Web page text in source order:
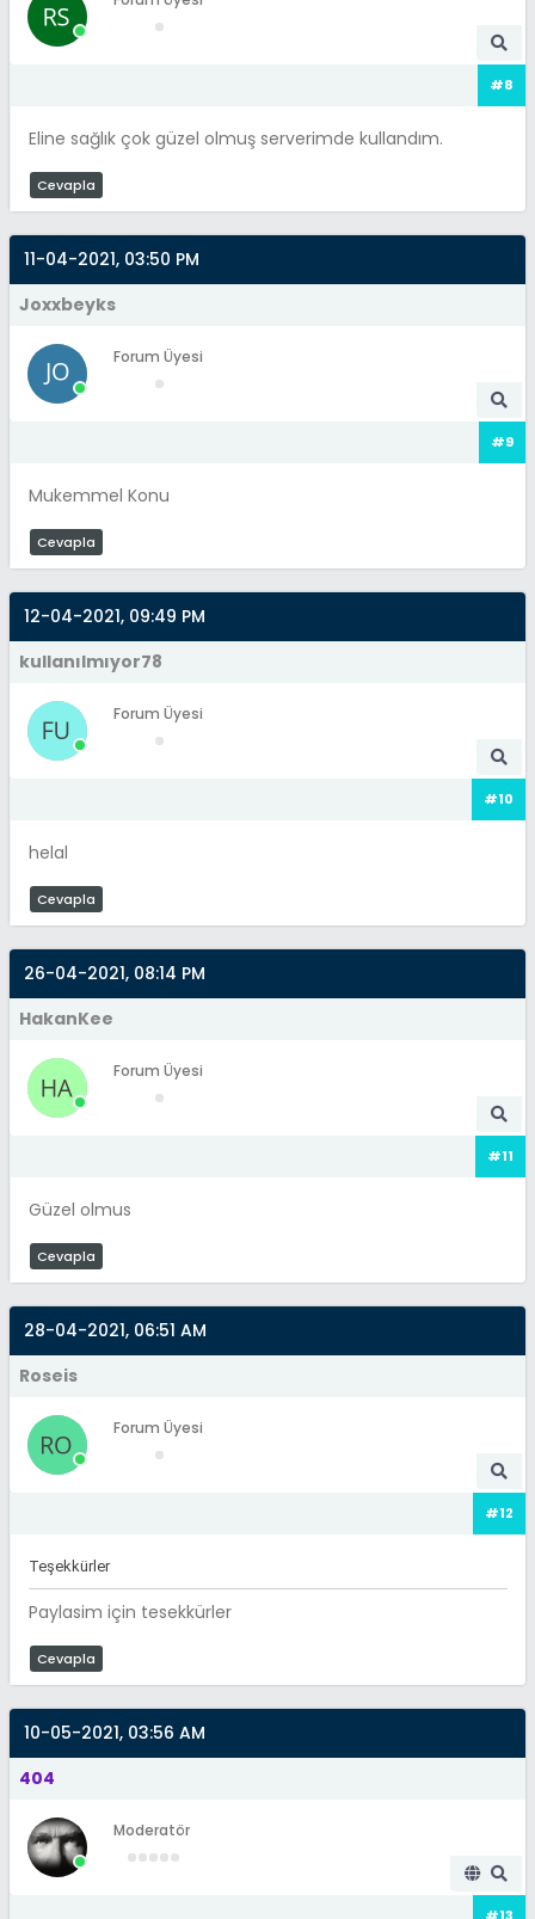
#8
Eline sağlık çok güzel olmuş serverimde kullandım.
Cevapla
11-04-2021, 03:50 PM
Joxxbeyks
Forum Üyesi
#9
Mukemmel Konu
Cevapla
12-04-2021, 09:49 PM
kullanılmıyor78
Forum Üyesi
#10
helal
Cevapla
26-04-2021, 08:14 PM
HakanKee
Forum Üyesi
#11
Güzel olmus
Cevapla
28-04-2021, 06:51 AM
Roseis
Forum Üyesi
#12
Teşekkürler
Paylasim için tesekkürler
Cevapla
10-05-2021, 03:56 AM
404
Moderatör